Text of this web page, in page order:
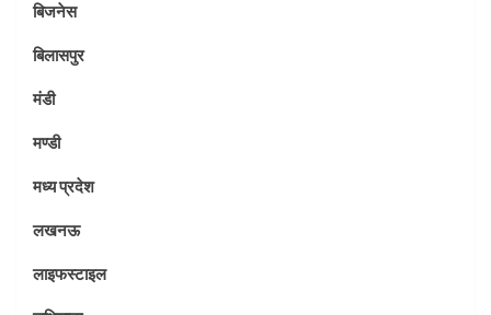
बिजनेस
बिलासपुर
मंडी
मण्डी
मध्य प्रदेश
लखनऊ
लाइफस्टाइल